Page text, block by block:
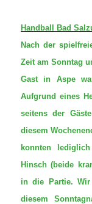
Handball Bad
Nach der
Zeit am Sonntag
Gast in Aspe
Aufgrund eines
seitens der
diesem
konnten
Hinsch (beide
in die Partie.
diesem